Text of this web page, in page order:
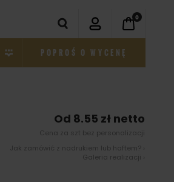
0
POPROŚ O WYCENĘ
Od 8.55 zł netto
Cena za szt bez personalizacji
Jak zamówić z nadrukiem lub haftem? ›
Galeria realizacji ›